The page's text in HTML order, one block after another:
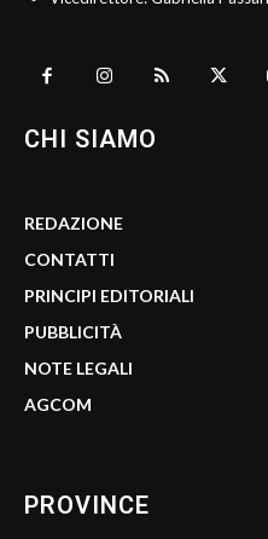
CHI SIAMO
REDAZIONE
CONTATTI
PRINCIPI EDITORIALI
PUBBLICITÀ
NOTE LEGALI
AGCOM
PROVINCE